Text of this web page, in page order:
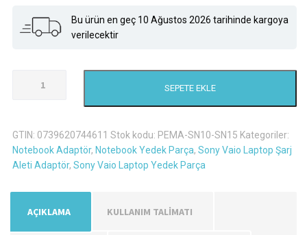
Bu ürün en geç 10 Ağustos 2026 tarihinde kargoya
verilecektir
Aleti
Adaptör
adet
SEPETE EKLE
GTIN: 0739620744611 Stok kodu: PEMA-SN10-SN15 Kategoriler:
Notebook Adaptör, Notebook Yedek Parça, Sony Vaio Laptop Şarj
Aleti Adaptör, Sony Vaio Laptop Yedek Parça
AÇIKLAMA KULLANIM TALİMATI